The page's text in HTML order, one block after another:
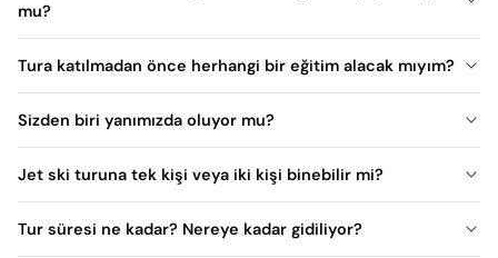
mu?
Tura katılmadan önce herhangi bir eğitim alacak mıyım?
Sizden biri yanımızda oluyor mu?
Jet ski turuna tek kişi veya iki kişi binebilir mi?
tek başınıza
Tur süresi ne kadar? Nereye kadar gidiliyor?